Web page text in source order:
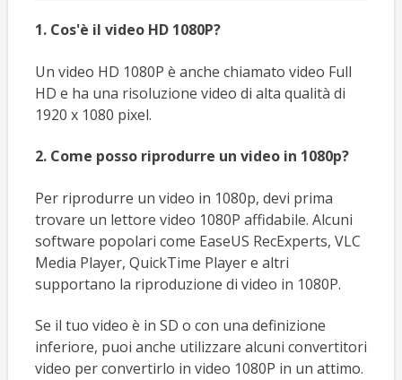
1. Cos'è il video HD 1080P?
Un video HD 1080P è anche chiamato video Full
HD e ha una risoluzione video di alta qualità di
1920 x 1080 pixel.
2. Come posso riprodurre un video in 1080p?
Per riprodurre un video in 1080p, devi prima
trovare un lettore video 1080P affidabile. Alcuni
software popolari come EaseUS RecExperts, VLC
Media Player, QuickTime Player e altri
supportano la riproduzione di video in 1080P.
Se il tuo video è in SD o con una definizione
inferiore, puoi anche utilizzare alcuni convertitori
video per convertirlo in video 1080P in un attimo.